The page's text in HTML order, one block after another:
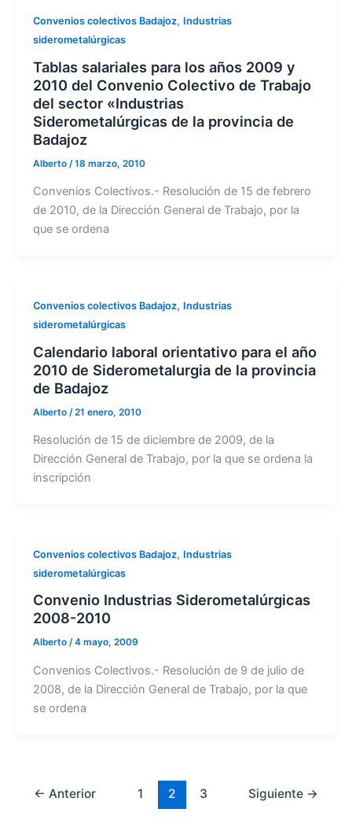
Convenios colectivos Badajoz, Industrias
siderometalúrgicas
Tablas salariales para los años 2009 y
2010 del Convenio Colectivo de Trabajo
del sector «Industrias
Siderometalúrgicas de la provincia de
Badajoz
Alberto /18 marzo, 2010
Convenios Colectivos.- Resolución de 15 de febrero
de 2010, de la Dirección General de Trabajo, por la
que se ordena
Convenios colectivos Badajoz, Industrias
siderometalúrgicas
Calendario laboral orientativo para el año
2010 de Siderometalurgia de la provincia
de Badajoz
Alberto /21 enero, 2010
Resolución de 15 de diciembre de 2009, de la
Dirección General de Trabajo, por la que se ordena la
inscripción
Convenios colectivos Badajoz, Industrias
siderometalúrgicas
Convenio Industrias Siderometalúrgicas
2008-2010
Alberto /4 mayo, 2009
Convenios Colectivos.- Resolución de 9 de julio de
2008, de la Dirección General de Trabajo, por la que
se ordena
← Anterior 1 2 3 Siguiente →